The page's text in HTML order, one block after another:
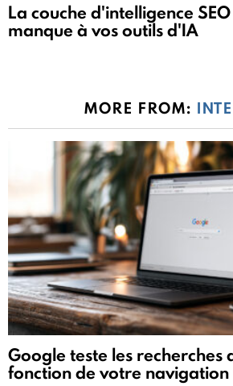
La couche d'intelligence
manque à vos outils d'IA
MORE FROM:
Google teste les recherches
fonction de votre navigation